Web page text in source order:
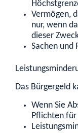
Vermögen,
nur, wenn
dieser
Sachen und
Das Bürgergeld
Wenn Sie
Pflichten